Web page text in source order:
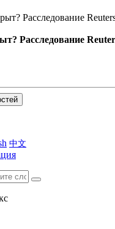
Расследование
中文